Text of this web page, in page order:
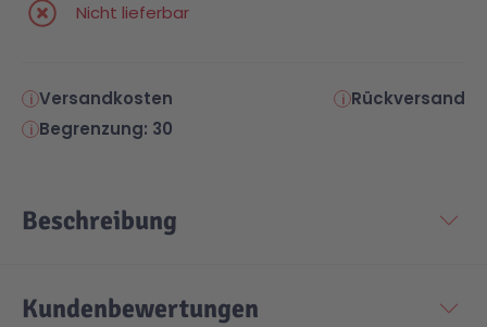
Nicht lieferbar
Versandkosten
Rückversand
Begrenzung: 30
Beschreibung
Kundenbewertungen